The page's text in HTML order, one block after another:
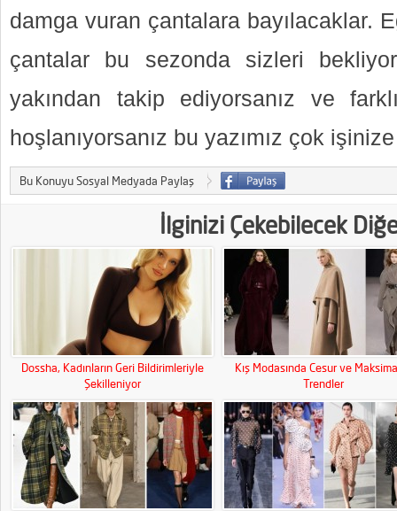
damga vuran çantalara bayılacaklar.
çantalar bu sezonda sizleri
yakından takip ediyorsanız ve
hoşlanıyorsanız bu yazımız çok
Bu Konuyu Sosyal Medyada Paylaş
İlginizi Çekebilecek
Dossha, Kadınların Geri Bildirimleriyle
Şekilleniyor
Kış Modasında Cesur ve
Trendler